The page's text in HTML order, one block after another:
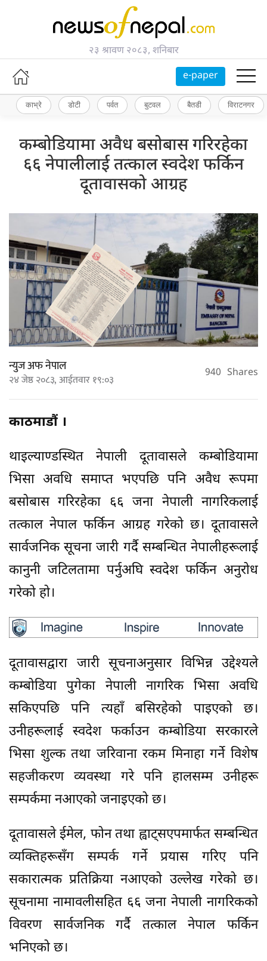
२३ श्रावण २०८३, शनिबार
e-paper
काभ्रे डोटी पर्वत बुटवल बैतडी विराटनगर
कम्बोडियामा अवैध बसोबास गरिरहेका
६६ नेपालीलाई तत्काल स्वदेश फर्किन
दूतावासको आग्रह
न्युज अफ नेपाल
२४ जेष्ठ २०८३, आईतवार १९:०३ 940 Shares
काठमाडौं ।
थाइल्याण्डस्थित नेपाली दूतावासले कम्बोडियामा
भिसा अवधि समाप्त भएपछि पनि अवैध रूपमा
बसोबास गरिरहेका ६६ जना नेपाली नागरिकलाई
तत्काल नेपाल फर्किन आग्रह गरेको छ। दूतावासले
सार्वजनिक सूचना जारी गर्दै सम्बन्धित नेपालीहरूलाई
कानुनी जटिलतामा पर्नुअघि स्वदेश फर्किन अनुरोध
गरेको हो।
दूतावासद्वारा जारी सूचनाअनुसार विभिन्न उद्देश्यले
कम्बोडिया पुगेका नेपाली नागरिक भिसा अवधि
सकिएपछि पनि त्यहाँ बसिरहेको पाइएको छ।
उनीहरूलाई स्वदेश फर्काउन कम्बोडिया सरकारले
भिसा शुल्क तथा जरिवाना रकम मिनाहा गर्ने विशेष
सहजीकरण व्यवस्था गरे पनि हालसम्म उनीहरू
सम्पर्कमा नआएको जनाइएको छ।
दूतावासले ईमेल, फोन तथा ह्वाट्सएपमार्फत सम्बन्धित
व्यक्तिहरूसँग सम्पर्क गर्ने प्रयास गरिए पनि
सकारात्मक प्रतिक्रिया नआएको उल्लेख गरेको छ।
सूचनामा नामावलीसहित ६६ जना नेपाली नागरिकको
विवरण सार्वजनिक गर्दै तत्काल नेपाल फर्किन
भनिएको छ।